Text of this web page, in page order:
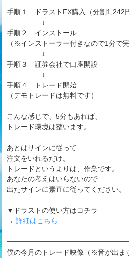
手順１ ドラストFX購入（分割1,242
↓
手順２ インストール
（※インストーラー付きなので1分で完
↓
手順３ 証券会社で口座開設
↓
手順４ トレード開始
（デモトレードは無料です）
こんな感じで、5分もあれば、
トレード環境は整います。
あとはサインに従って
注文をいれるだけ。
トレードというよりは、作業です。
あなたの考えはいらないので
出たサインに素直に従ってください。
▼ドラストの使い方はコチラ
→詳細はこちら
僕の今月のトレード映像（※音が出ま